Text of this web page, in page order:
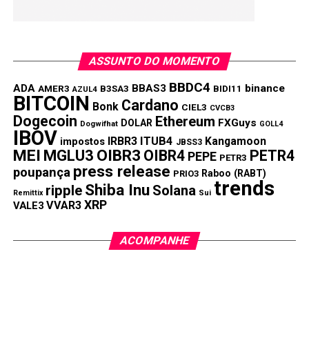
ASSUNTO DO MOMENTO
ADA AMER3 AZUL4 B3SA3 BBAS3 BBDC4 BIDI11 binance
BITCOIN Bonk Cardano CIEL3 CVCB3
Dogecoin Dogwifhat DOLAR Ethereum FXGuys GOLL4
IBOV impostos IRBR3 ITUB4 JBSS3 Kangamoon
MEI MGLU3 OIBR3 OIBR4 PEPE PETR3 PETR4
poupança press release PRIO3 Raboo (RABT)
Remittix ripple Shiba Inu Solana Sui trends
VALE3 VVAR3 XRP
ACOMPANHE